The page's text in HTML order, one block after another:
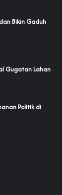
Bikin Gaduh
Gugatan Lahan
Politik di